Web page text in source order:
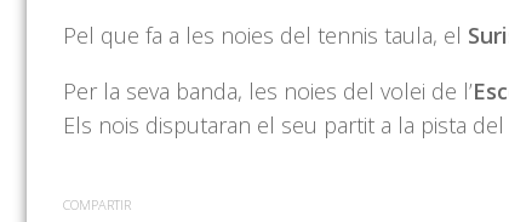
Pel que fa a les noies del tennis taula, el
Per la seva banda, les noies del volei de l’
Els nois disputaran el seu partit a la pista
COMPARTIR